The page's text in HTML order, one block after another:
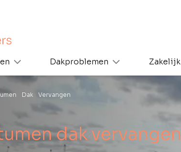
Dakproblemen Zakelijk
Dak Vervangen
dak vervangen